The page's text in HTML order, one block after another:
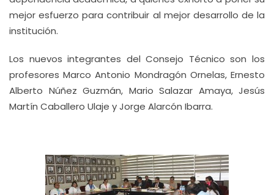
mejor esfuerzo para contribuir al mejor desarrollo de la
institución.
Los nuevos integrantes del Consejo Técnico son los
profesores Marco Antonio Mondragón Ornelas, Ernesto
Alberto Núñez Guzmán, Mario Salazar Amaya, Jesús
Martín Caballero Ulaje y Jorge Alarcón Ibarra.